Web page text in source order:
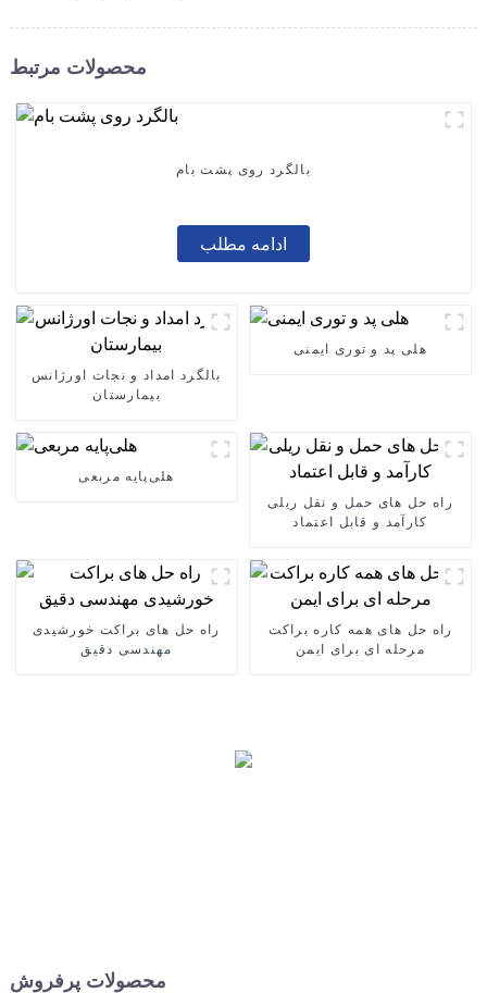
محصولات مرتبط
بالگرد روی پشت بام
ادامه مطلب
بالگرد امداد و نجات اورژانس
بیمارستان
هلی پد و توری ایمنی
هلی‌پایه مربعی
راه حل های حمل و نقل ریلی
کارآمد و قابل اعتماد
راه حل های براکت خورشیدی
مهندسی دقیق
راه حل های همه کاره براکت
مرحله ای برای ایمن
محصولات پرفروش